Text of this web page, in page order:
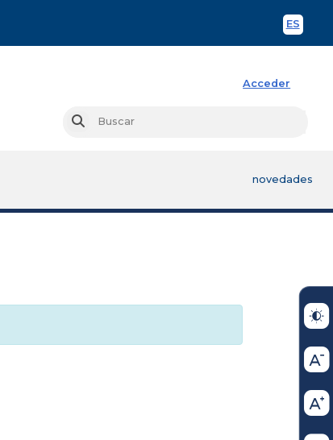
ES
Acceder
Buscar
novedades